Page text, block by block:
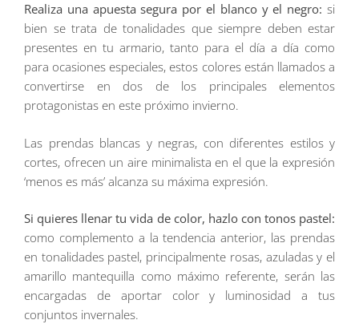
Realiza una apuesta segura por el blanco y el negro: si
bien se trata de tonalidades que siempre deben estar
presentes en tu armario, tanto para el día a día como
para ocasiones especiales, estos colores están llamados a
convertirse en dos de los principales elementos
protagonistas en este próximo invierno.
Las prendas blancas y negras, con diferentes estilos y
cortes, ofrecen un aire minimalista en el que la expresión
‘menos es más’ alcanza su máxima expresión.
Si quieres llenar tu vida de color, hazlo con tonos pastel:
como complemento a la tendencia anterior, las prendas
en tonalidades pastel, principalmente rosas, azuladas y el
amarillo mantequilla como máximo referente, serán las
encargadas de aportar color y luminosidad a tus
conjuntos invernales.